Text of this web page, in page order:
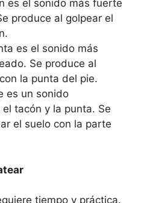
es el sonido más fuerte
produce al golpear el
es el sonido más
Se produce al
la punta del pie.
es un sonido
tacón y la punta. Se
el suelo con la parte
tiempo y práctica.